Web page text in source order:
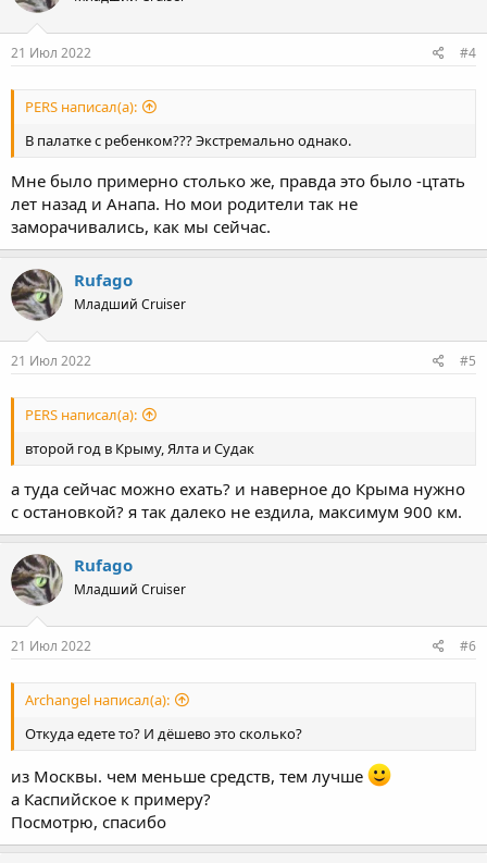
21 Июл 2022 #4
PERS написал(а):
В палатке с ребенком??? Экстремально однако.
Мне было примерно столько же, правда это было -цтать
лет назад и Анапа. Но мои родители так не
заморачивались, как мы сейчас.
Rufago
Младший Cruiser
21 Июл 2022 #5
PERS написал(а):
второй год в Крыму, Ялта и Судак
а туда сейчас можно ехать? и наверное до Крыма нужно
с остановкой? я так далеко не ездила, максимум 900 км.
Rufago
Младший Cruiser
21 Июл 2022 #6
Archangel написал(а):
Откуда едете то? И дёшево это сколько?
из Москвы. чем меньше средств, тем лучше
а Каспийское к примеру?
Посмотрю, спасибо